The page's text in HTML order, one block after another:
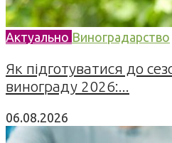
Актуально Виноградарство
Як підготуватися до
винограду 2026:...
06.08.2026